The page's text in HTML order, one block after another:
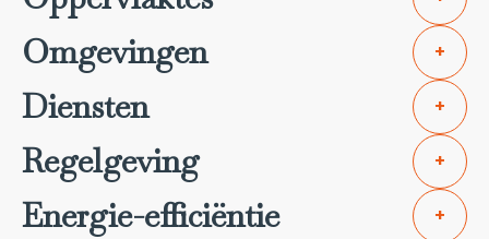
Omgevingen +
Diensten +
Regelgeving +
Energie-efficiëntie +